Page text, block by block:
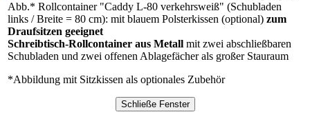
Abb.* Rollcontainer "Caddy L-80 verkehrsweiß" (Schubladen
links / Breite = 80 cm): mit blauem Polsterkissen (optional) zum
Draufsitzen geeignet
Schreibtisch-Rollcontainer aus Metall mit zwei abschließbaren
Schubladen und zwei offenen Ablagefächer als großer Stauraum
*Abbildung mit Sitzkissen als optionales Zubehör